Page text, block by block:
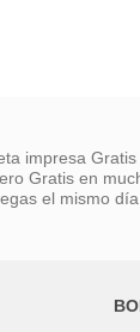
impresa
Gratis en
el mismo